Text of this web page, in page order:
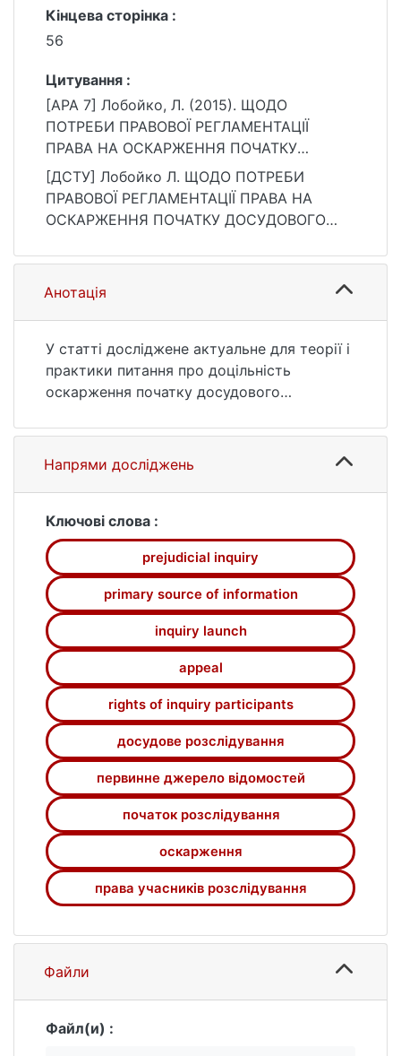
Кінцева сторінка :
56
Цитування :
[APA 7] Лобойко, Л. (2015). ЩОДО
ПОТРЕБИ ПРАВОВОЇ РЕГЛАМЕНТАЦІЇ
ПРАВА НА ОСКАРЖЕННЯ ПОЧАТКУ
ДОСУДОВОГО РОЗСЛІДУВАННЯ. Вісник
кримінального судочинства, (2), 50–56.
https://ir.library.knu.ua/handle/15071834/242
[ДСТУ] Лобойко Л. ЩОДО ПОТРЕБИ
ПРАВОВОЇ РЕГЛАМЕНТАЦІЇ ПРАВА НА
ОСКАРЖЕННЯ ПОЧАТКУ ДОСУДОВОГО
судочинства. 2015. № 2. С. 50—56. URL:
https://ir.library.knu.ua/handle/15071834/242
48 (дата звернення: 26.07.2026).
Анотація
У статті досліджене актуальне для теорії і
практики питання про доцільність
оскарження початку досудового
забезпечення прав його учасників
Напрями досліджень
Ключові слова :
prejudicial inquiry
primary source of information
inquiry launch
appeal
rights of inquiry participants
досудове розслідування
первинне джерело відомостей
початок розслідування
оскарження
права учасників розслідування
Файли
Файл(и) :